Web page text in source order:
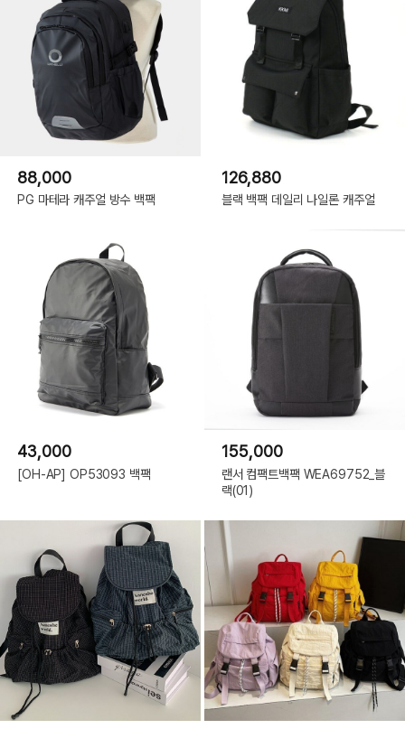
88,000
PG 마테라 캐주얼 방수 백팩
126,880
블랙 백팩 데일리 나일론 캐주얼
43,000
[OH-AP] OP53093 백팩
155,000
랜서 컴팩트백팩 WEA69752_블
랙(01)